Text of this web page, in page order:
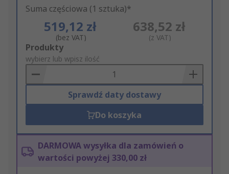
Suma częściowa (1 sztuka)*
519,12 zł
(bez VAT)
638,52 zł
(z VAT)
Add
to
Basket
Produkty
wybierz lub wpisz ilość
Sprawdź daty dostawy
Do koszyka
DARMOWA wysyłka dla zamówień o
wartości powyżej 330,00 zł